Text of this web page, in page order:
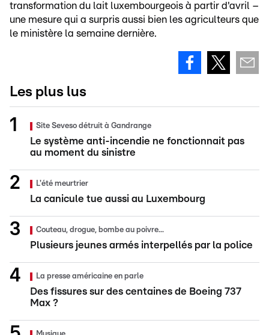
transformation du lait luxembourgeois à partir d'avril –
une mesure qui a surpris aussi bien les agriculteurs que
le ministère la semaine dernière.
Les plus lus
Site Seveso détruit à Gandrange
Le système anti-incendie ne fonctionnait pas
au moment du sinistre
L'été meurtrier
La canicule tue aussi au Luxembourg
Couteau, drogue, bombe au poivre...
Plusieurs jeunes armés interpellés par la police
La presse américaine en parle
Des fissures sur des centaines de Boeing 737
Max ?